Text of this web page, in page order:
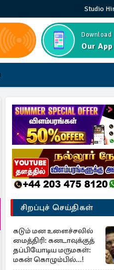
Studio
Download
Our App
சிறப்புச் செய்திகள்
கடும் மன உளைச்சலில்
மைத்திரி: கனடாவுக்குத்
தப்பியோடிய மருமகள்:
மகன் கொழும்பில்...!